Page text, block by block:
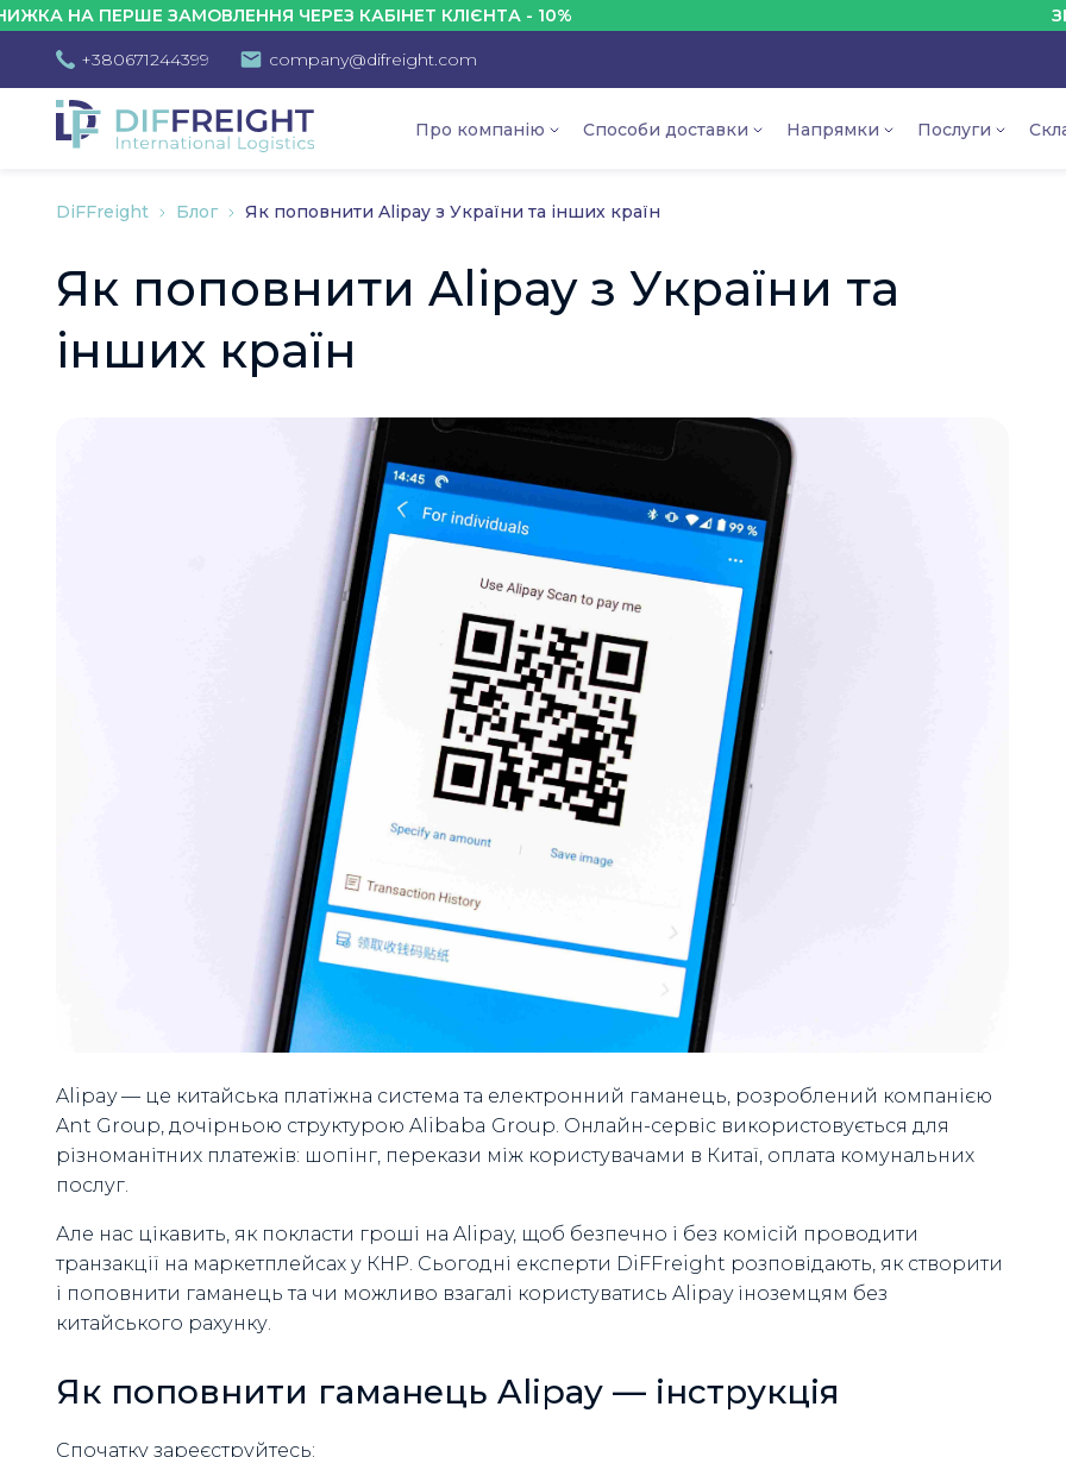
ПЕРШЕ ЗАМОВЛЕННЯ ЧЕРЕЗ КАБІНЕТ КЛІЄНТА - 10%
+380671244399 company@difreight.com
Про компанію Способи доставки Напрямки Послуги
DiFFreight Блог Як поповнити Alipay з України та інших країн
Як поповнити Alipay з України та
інших країн
Alipay — це китайська платіжна система та електронний гаманець, розроблений компанією
Ant Group, дочірньою структурою Alibaba Group. Онлайн-сервіс використовується для
різноманітних платежів: шопінг, перекази між користувачами в Китаї, оплата комунальних
послуг.
Але нас цікавить, як покласти гроші на Alipay, щоб безпечно і без комісій проводити
транзакції на маркетплейсах у КНР. Сьогодні експерти DiFFreight розповідають, як створити
і поповнити гаманець та чи можливо взагалі користуватись Alipay іноземцям без
китайського рахунку.
Як поповнити гаманець Alipay — інструкція
Спочатку зареєструйтесь: